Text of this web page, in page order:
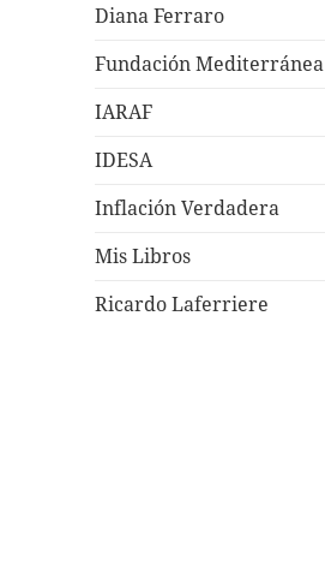
Diana Ferraro
Fundación Mediterránea
IARAF
IDESA
Inflación Verdadera
Mis Libros
Ricardo Laferriere